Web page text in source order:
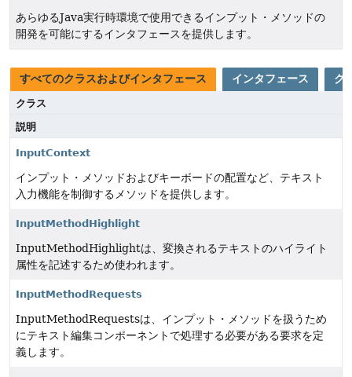
あらゆるJava実行時環境で使用できるインプット・メソッドの
開発を可能にするインタフェースを提供します。
すべてのクラスおよびインタフェース インタフェース ク
クラス
説明
InputContext
インプット・メソッドおよびキーボードの配置など、テキスト
入力機能を制御するメソッドを提供します。
InputMethodHighlight
InputMethodHighlightは、変換されるテキストのハイライト
属性を記述するため使われます。
InputMethodRequests
InputMethodRequestsは、インプット・メソッドを扱うため
にテキスト編集コンポーネントで処理する必要がある要求を定
義します。